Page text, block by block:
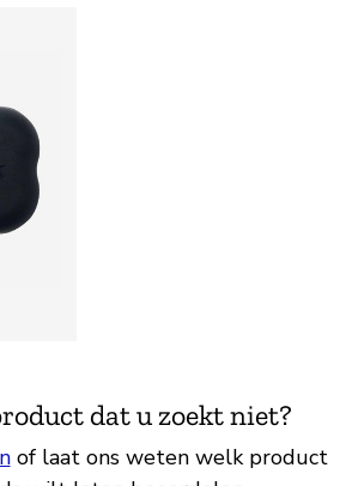
dat u zoekt niet?
of laat ons weten welk product